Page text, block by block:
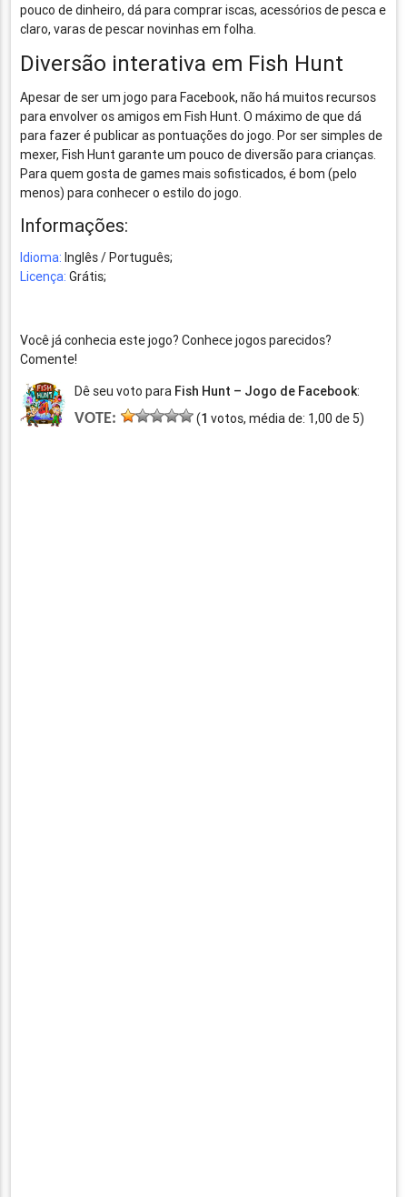
pouco de dinheiro, dá para comprar iscas, acessórios de pesca e
claro, varas de pescar novinhas em folha.
Diversão interativa em Fish Hunt
Apesar de ser um jogo para Facebook, não há muitos recursos
para envolver os amigos em Fish Hunt. O máximo de que dá
para fazer é publicar as pontuações do jogo. Por ser simples de
mexer, Fish Hunt garante um pouco de diversão para crianças.
Para quem gosta de games mais sofisticados, é bom (pelo
menos) para conhecer o estilo do jogo.
Informações:
Idioma: Inglês / Português;
Licença: Grátis;
Você já conhecia este jogo? Conhece jogos parecidos?
Comente!
Dê seu voto para Fish Hunt – Jogo de Facebook:
VOTE: (1 votos, média de: 1,00 de 5)